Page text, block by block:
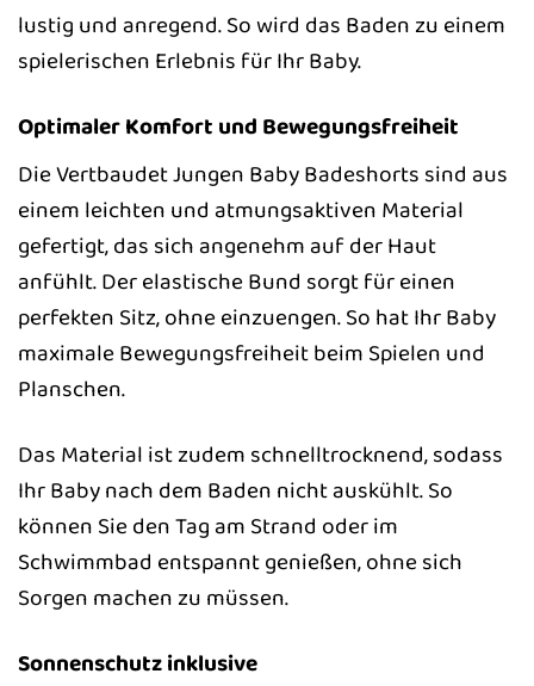
lustig und anregend. So wird das Baden zu einem
spielerischen Erlebnis für Ihr Baby.
Optimaler Komfort und Bewegungsfreiheit
Die Vertbaudet Jungen Baby Badeshorts sind aus
einem leichten und atmungsaktiven Material
gefertigt, das sich angenehm auf der Haut
anfühlt. Der elastische Bund sorgt für einen
perfekten Sitz, ohne einzuengen. So hat Ihr Baby
maximale Bewegungsfreiheit beim Spielen und
Planschen.
Das Material ist zudem schnelltrocknend, sodass
Ihr Baby nach dem Baden nicht auskühlt. So
können Sie den Tag am Strand oder im
Schwimmbad entspannt genießen, ohne sich
Sorgen machen zu müssen.
Sonnenschutz inklusive